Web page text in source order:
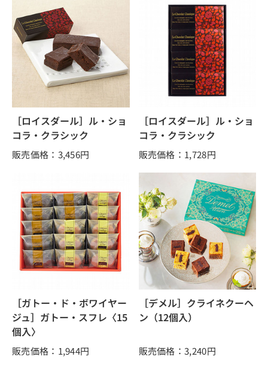
［ロイスダール］ル・ショ
コラ・クラシック
販売価格：3,456円
［ロイスダール］ル・ショ
コラ・クラシック
販売価格：1,728円
［ガトー・ド・ボワイヤー
ジュ］ガトー・スフレ〈15
個入〉
販売価格：1,944円
［デメル］クライネクーヘ
ン（12個入）
販売価格：3,240円